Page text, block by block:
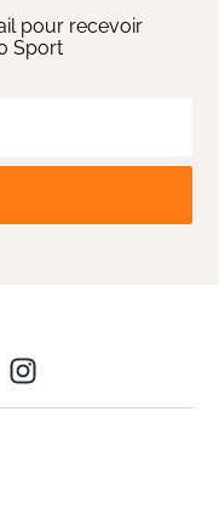
pour recevoir
Sport